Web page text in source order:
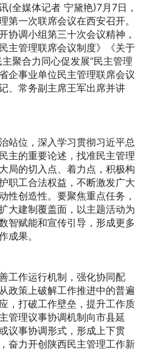
媒体记者 宁黛艳)7月7日，
第一次联席会议在西安召开。
协调小组第三十次会议精神，
主管理联席会议制度》《关于
聚合力同心促发展”民主管理
企事业单位民主管理联席会议
、常务副主席王军出席并讲
位，深入学习贯彻习近平总
主的重要论述，找准民主管理
局的切入点、着力点，积极构
职工合法权益，不断激发广大
性创造性。要聚焦重点任务，
大建制覆盖面，以主题活动为
智赋能和宣传引导，形成更多
成果。
作运行机制，强化协同配
政策上破解工作推进中的普遍
，打破工作壁垒，提升工作质
管理议事协调机制向市县延
议事协调形式，形成上下贯
奋力开创陕西民主管理工作新